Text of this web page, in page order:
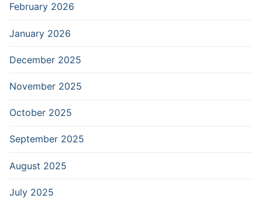
February 2026
January 2026
December 2025
November 2025
October 2025
September 2025
August 2025
July 2025